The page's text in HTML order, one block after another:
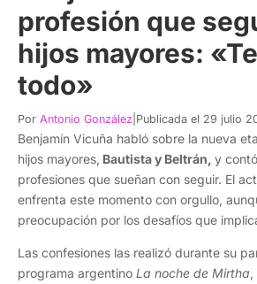
profesión que
hijos mayores:
todo»
Por Antonio González Publicada el 29 julio
Benjamín Vicuña habló sobre la nueva
hijos mayores, Bautista y Beltrán, y
profesiones que sueñan con seguir. El
enfrenta este momento con orgullo,
preocupación por los desafíos que
Las confesiones las realizó durante su
programa argentino La noche de Mirtha